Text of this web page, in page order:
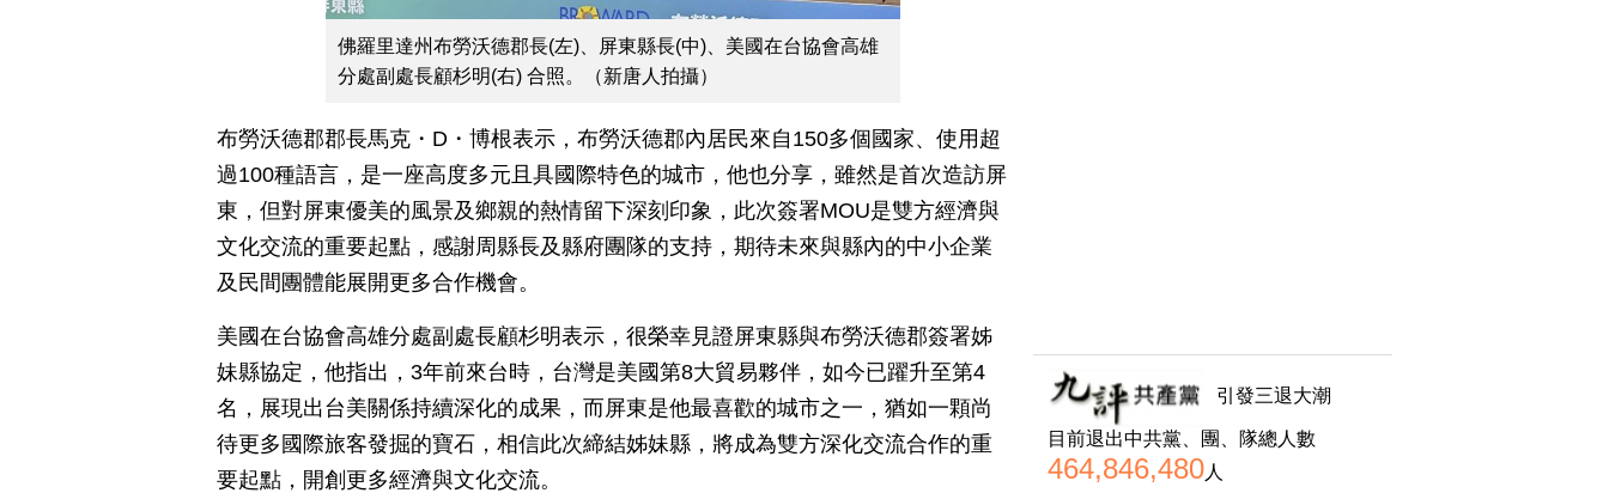
佛羅里達州布勞沃德郡長(左)、屏東縣長(中)、美國在台協會高雄
分處副處長顧杉明(右) 合照。（新唐人拍攝）
布勞沃德郡郡長馬克・D・博根表示，布勞沃德郡內居民來自150多個國家、使用超
過100種語言，是一座高度多元且具國際特色的城市，他也分享，雖然是首次造訪屏
東，但對屏東優美的風景及鄉親的熱情留下深刻印象，此次簽署MOU是雙方經濟與
文化交流的重要起點，感謝周縣長及縣府團隊的支持，期待未來與縣內的中小企業
及民間團體能展開更多合作機會。
美國在台協會高雄分處副處長顧杉明表示，很榮幸見證屏東縣與布勞沃德郡簽署姊
妹縣協定，他指出，3年前來台時，台灣是美國第8大貿易夥伴，如今已躍升至第4
名，展現出台美關係持續深化的成果，而屏東是他最喜歡的城市之一，猶如一顆尚
待更多國際旅客發掘的寶石，相信此次締結姊妹縣，將成為雙方深化交流合作的重
要起點，開創更多經濟與文化交流。
引發三退大潮
目前退出中共黨、團、隊總人數
464,846,480人